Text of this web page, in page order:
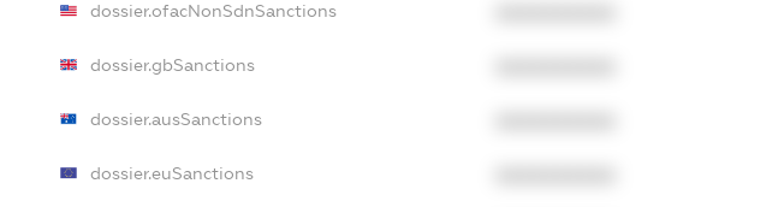
dossier.ofacNonSdnSanctions
dossier.gbSanctions
dossier.ausSanctions
dossier.euSanctions